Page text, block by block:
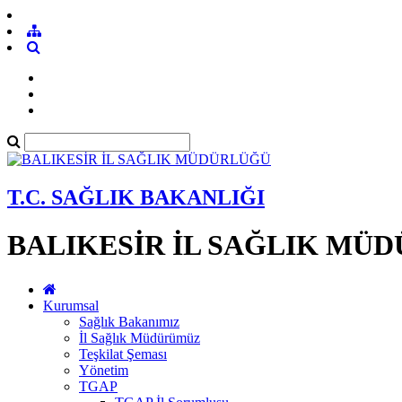
T.C. SAĞLIK BAKANLIĞI
BALIKESİR İL SAĞLIK
Kurumsal
Sağlık Bakanımız
İl Sağlık Müdürümüz
Teşkilat Şeması
Yönetim
TGAP